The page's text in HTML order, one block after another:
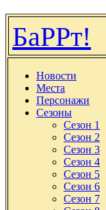
БаРРт!
Новости
Места
Персонажи
Сезоны
Сезон 1
Сезон 2
Сезон 3
Сезон 4
Сезон 5
Сезон 6
Сезон 7